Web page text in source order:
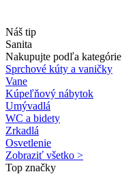
Náš tip
Sanita
Nakupujte podľa kategórie
Sprchové kúty a vaničky
Vane
Kúpeľňový nábytok
Umývadlá
WC a bidety
Zrkadlá
Osvetlenie
Zobraziť všetko >
Top značky